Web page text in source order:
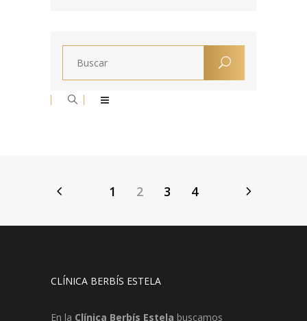
1 2 3 4
CLÍNICA BERBÍS ESTELA
En la Clínica Berbís Estela buscamos